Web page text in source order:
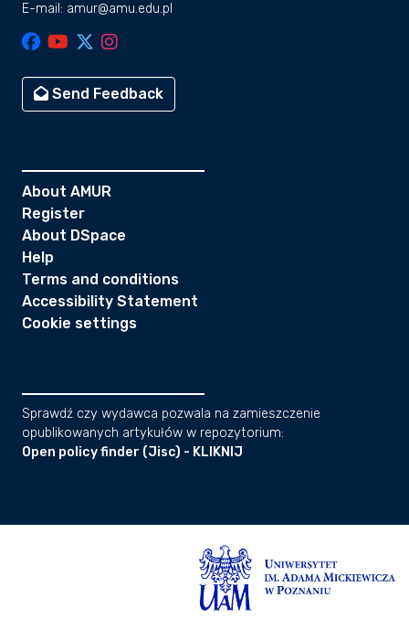
E-mail: amur@amu.edu.pl
Send Feedback
About AMUR
Register
About DSpace
Help
Terms and conditions
Accessibility Statement
Cookie settings
Sprawdź czy wydawca pozwala na zamieszczenie
opublikowanych artykułów w repozytorium:
Open policy finder (Jisc) - KLIKNIJ